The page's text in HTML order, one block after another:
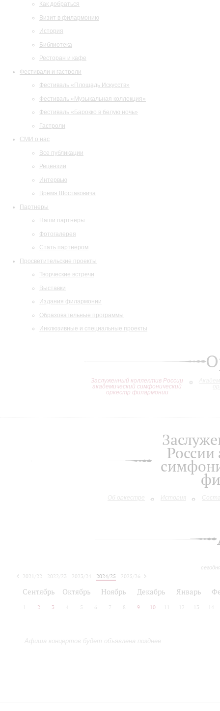
Как добраться
Визит в филармонию
История
Библиотека
Ресторан и кафе
Фестивали и гастроли
Фестиваль «Площадь Искусств»
Фестиваль «Музыкальная коллекция»
Фестиваль «Барокко в белую ночь»
Гастроли
СМИ о нас
Все публикации
Рецензии
Интервью
Время Шостаковича
Партнеры
Наши партнеры
Фотогалерея
Стать партнером
Просветительские проекты
Творческие встречи
Выставки
Издания филармонии
Образовательные программы
Инклюзивные и специальные проекты
Заслуженный коллектив России
академический симфонический
оркестр филармонии
Об оркестре История
2021/22 2022/23 2023/24 2024/25
2025/26
Сентябрь Октябрь Ноябрь Декабрь Январь
2 3 4 5 6 7 8 9 10 12 13 14
Афиша концертов будет объявлена позднее